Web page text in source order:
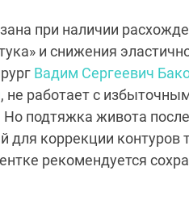
при наличии
и снижения
Вадим Сергеевич
, не работает с
подтяжка живота
для коррекции контуров
рекомендуется